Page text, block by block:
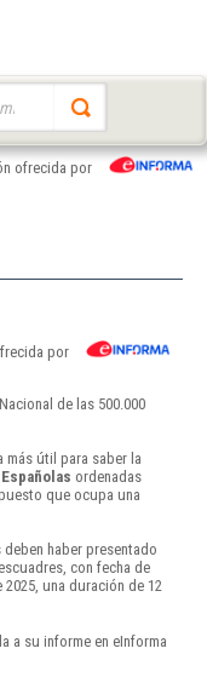
ofrecida por
por
de las 500.000
más útil para saber la
ordenadas
que ocupa una
haber presentado
con fecha de
una duración de 12
a su informe en eInforma